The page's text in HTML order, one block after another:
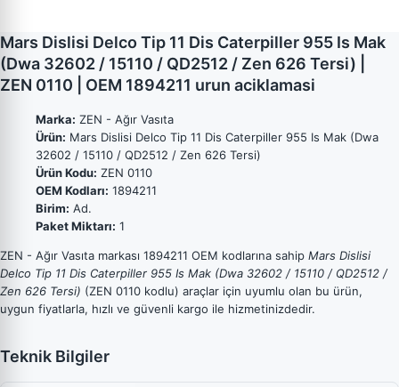
Mars Dislisi Delco Tip 11 Dis Caterpiller 955 Is Mak
(Dwa 32602 / 15110 / QD2512 / Zen 626 Tersi) |
ZEN 0110 | OEM 1894211 urun aciklamasi
Marka: ZEN - Ağır Vasıta
Ürün: Mars Dislisi Delco Tip 11 Dis Caterpiller 955 Is Mak (Dwa
32602 / 15110 / QD2512 / Zen 626 Tersi)
Ürün Kodu: ZEN 0110
OEM Kodları: 1894211
Birim: Ad.
Paket Miktarı: 1
ZEN - Ağır Vasıta markası 1894211 OEM kodlarına sahip Mars Dislisi
Delco Tip 11 Dis Caterpiller 955 Is Mak (Dwa 32602 / 15110 / QD2512 /
Zen 626 Tersi) (ZEN 0110 kodlu) araçlar için uyumlu olan bu ürün,
uygun fiyatlarla, hızlı ve güvenli kargo ile hizmetinizdedir.
Teknik Bilgiler